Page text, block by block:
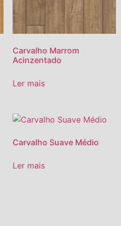
Carvalho Marrom
Acinzentado
Ler mais
Carvalho Suave Médio
Ler mais